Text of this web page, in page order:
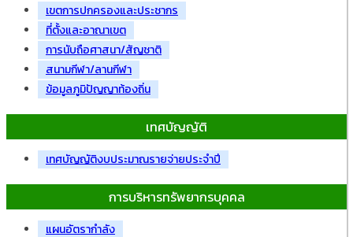
เขตการปกครองและประชากร
ที่ตั้งและอาณาเขต
การนับถือศาสนา/สัญชาติ
สนามกีฬา/ลานกีฬา
ข้อมูลภูมิปัญญาท้องถิ่น
เทศบัญญัติ
เทศบัญญัติงบประมาณรายจ่ายประจำปี
การบริหารทรัพยากรบุคคล
แผนอัตรากำลัง